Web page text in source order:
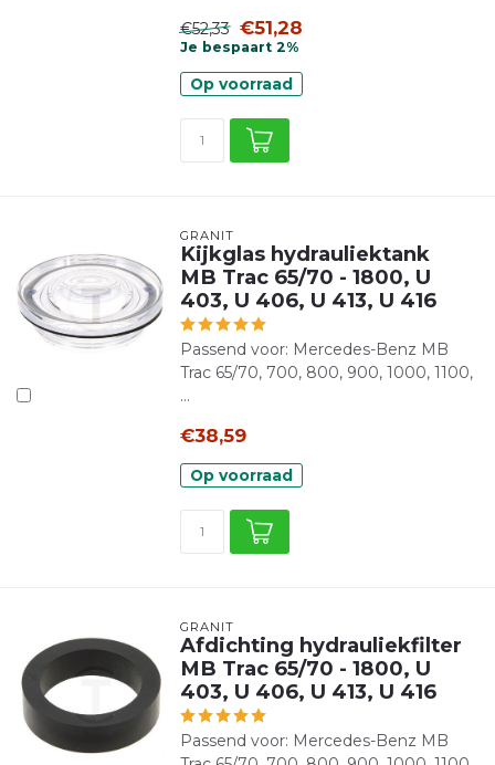
€52,33 €51,28
Je bespaart 2%
Op voorraad
GRANIT
Kijkglas hydrauliektank
MB Trac 65/70 - 1800, U
403, U 406, U 413, U 416
Passend voor: Mercedes-Benz MB
Trac 65/70, 700, 800, 900, 1000, 1100,
...
€38,59
Op voorraad
GRANIT
Afdichting hydrauliekfilter
MB Trac 65/70 - 1800, U
403, U 406, U 413, U 416
Passend voor: Mercedes-Benz MB